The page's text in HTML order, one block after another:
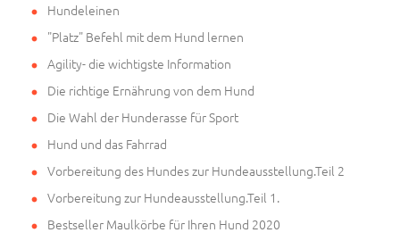
Hundeleinen
"Platz" Befehl mit dem Hund lernen
Agility- die wichtigste Information
Die richtige Ernährung von dem Hund
Die Wahl der Hunderasse für Sport
Hund und das Fahrrad
Vorbereitung des Hundes zur Hundeausstellung.Teil 2
Vorbereitung zur Hundeausstellung.Teil 1.
Bestseller Maulkörbe für Ihren Hund 2020